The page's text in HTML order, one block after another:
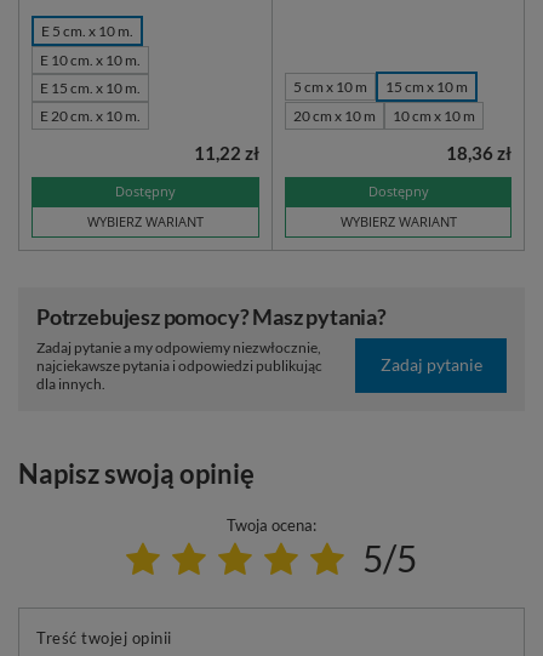
E 5 cm. x 10 m.
E 10 cm. x 10 m.
E 15 cm. x 10 m.
E 20 cm. x 10 m.
Dostępny
WYBIERZ WARIANT
11,22 zł
5 cm x 10 m
15 cm x 10 m
20 cm x 10 m
10 cm x 10 m
Dostępny
WYBIERZ WARIANT
18,36 zł
Potrzebujesz pomocy? Masz pytania?
Zadaj pytanie a my odpowiemy niezwłocznie,
najciekawsze pytania i odpowiedzi publikując
dla innych.
Zadaj pytanie
Napisz swoją opinię
Twoja ocena:
5/5
Treść twojej opinii